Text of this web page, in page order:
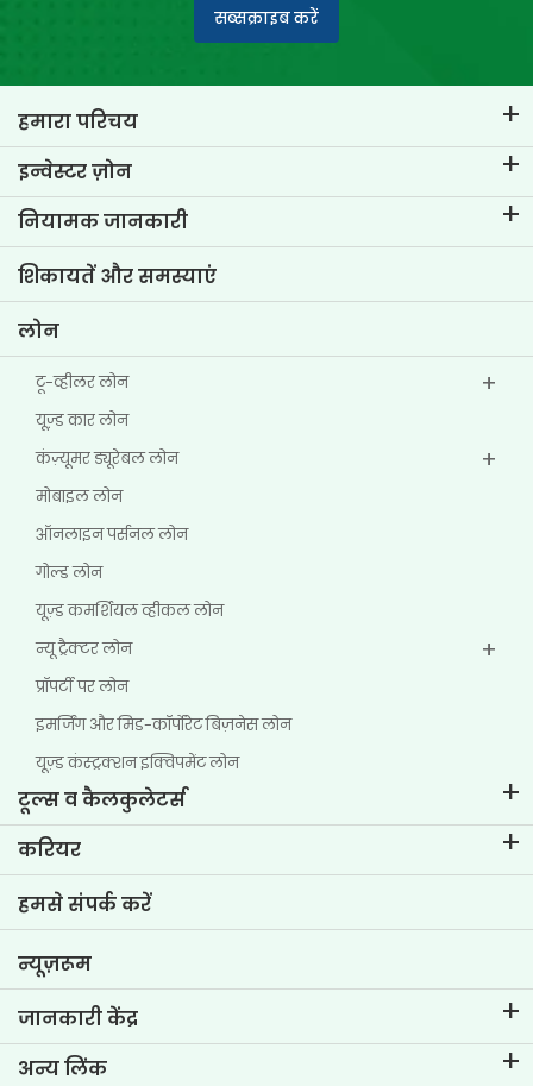
सब्सक्राइब करें
हमारा परिचय
टीवीएस क्रेडिट का परिचय
हमारे ब्रांड के बारे में जानें
मुख्य प्रोफाइल्स
इन्वेस्टर ज़ोन
कॉर्पोरेट गवर्नेंस
इन्वेस्टर संबंधी जानकारी
नियामक जानकारी
पॉलिसी
अन्य डिस्क्लोज़र
शिकायतें और समस्याएं
लोन
टू-व्हीलर लोन
यूज्‍़ड कार लोन
कंज़्यूमर ड्यूरेबल लोन
मोबाइल लोन
ऑनलाइन पर्सनल लोन
गोल्ड लोन
यूज़्ड कमर्शियल व्हीकल लोन
न्यू ट्रैक्टर लोन
प्रॉपर्टी पर लोन
इमर्जिंग और मिड-कॉर्पोरेट बिज़नेस लोन
यूज़्ड कंस्ट्रक्शन इक्विपमेंट लोन
टूल्स व कैलकुलेटर्स
ईएमआई कैलकुलेटर
टू-व्हीलर लोन ईएमआई कैलकुलेटर
कार वैल्यूएशन टूल
करियर
टीवीएस क्रेडिट में जीवन
वर्तमान रिक्तियां
हमसे संपर्क करें
न्यूज़रूम
जानकारी केंद्र
ब्लॉग्स
अन्य लिंक